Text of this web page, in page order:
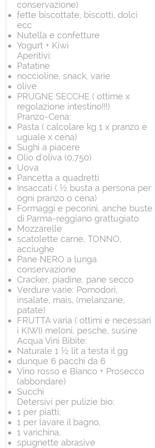
conservazione)
fette biscottate, biscotti, dolci
ecc
Nutella e confetture
Yogurt + Kiwi
Aperitivi:
Patatine
noccioline, snack, varie
olive
PRUGNE SECCHE ( ottime x
regolazione intestino!!!)
Pranzo-Cena:
Pasta ( calcolare kg 1 x pranzo e
uguale x cena)
Sughi a piacere
Olio d'oliva (0,750)
Uova
Pancetta a quadretti
Insaccati ( ½ busta a persona per
ogni pranzo o cena)
Formaggi e pecorini, anche buste
di Parma-reggiano grattugiato
Mozzarelle
scatolette carne, TONNO,
acciughe
Pane NERO a lunga
conservazione
Cracker, piadine, pane secco
Verdure varie: Pomodori,
insalate, mais, (melanzane,
patate)
FRUTTA varia ( ottimi e necessari
i KIWI) meloni, pesche, susine
Acqua Vini Bibite:
Naturale 1 ½ lit a testa il gg
dunque 6 pacchi da 6
Vino rosso e Bianco + Prosecco
(abbondare)
Succhi
Detersivi per pulizie bio:
1 per piatti,
1 per lavare il bagno,
1 varichina,
spugnette abrasive